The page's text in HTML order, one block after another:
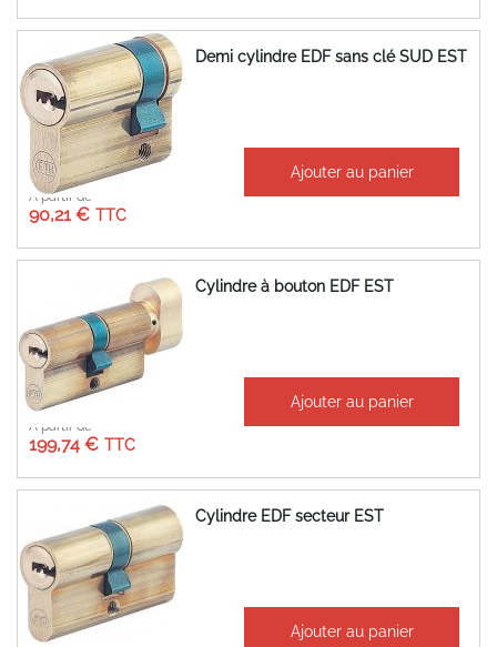
Demi cylindre EDF sans clé SUD EST
À partir de
90,21 €
Ajouter au panier
Cylindre à bouton EDF EST
À partir de
199,74 €
Ajouter au panier
Cylindre EDF secteur EST
Ajouter au panier